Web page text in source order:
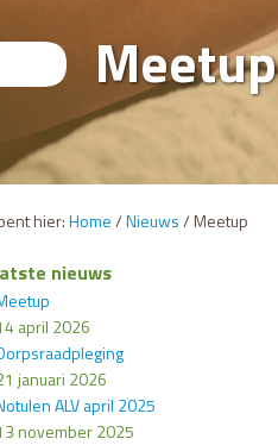
Meetup
hier:Home/Nieuws/Meetup
nieuws
april 2026
januari 2026
ALV april 2025
november 2025